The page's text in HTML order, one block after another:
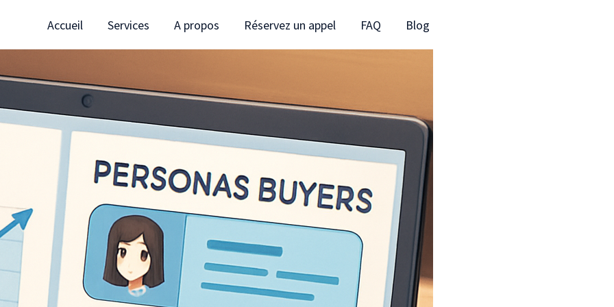
Accueil Services A propos Réservez un appel FAQ Blog